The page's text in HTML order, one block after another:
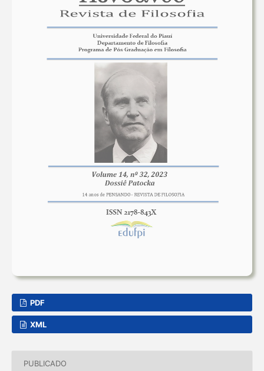
PDF
XML
PUBLICADO